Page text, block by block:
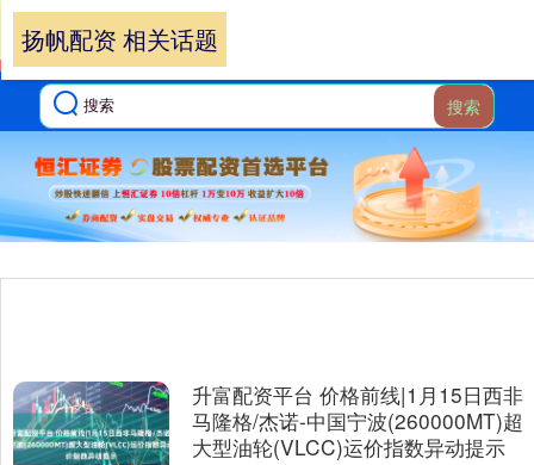
搜索
扬帆配资 相关话题
升富配资平台 价格前线|1月15日西非
马隆格/杰诺-中国宁波(260000MT)超
大型油轮(VLCC)运价指数异动提示